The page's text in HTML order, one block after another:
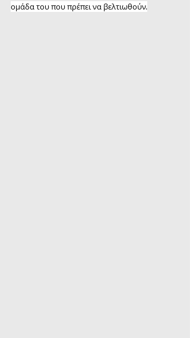
ομάδα του που πρέπει να βελτιωθούν.